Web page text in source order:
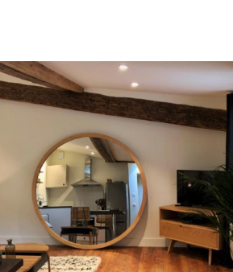
voir le
bien